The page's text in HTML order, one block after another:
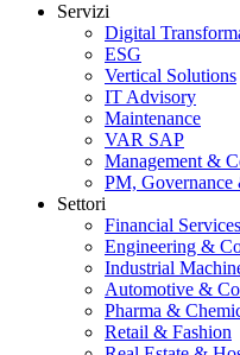
Servizi
Digital
ESG
Vertical Solutions
IT Advisory
Maintenance
VAR SAP
Management &
PM, Governance
Settori
Financial Services
Engineering &
Industrial
Automotive &
Pharma &
Retail & Fashion